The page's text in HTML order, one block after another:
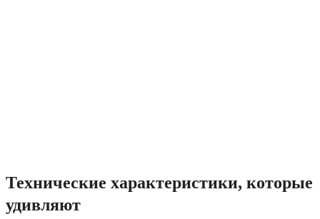
Технические характеристики, которые
удивляют